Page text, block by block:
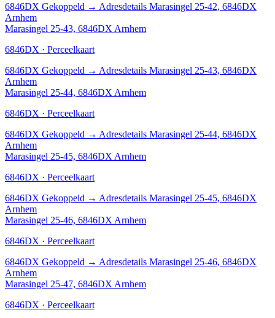
6846DX Gekoppeld → Adresdetails Marasingel 25-42, 6846DX
Arnhem
Marasingel 25-43, 6846DX Arnhem
6846DX · Perceelkaart
6846DX Gekoppeld → Adresdetails Marasingel 25-43, 6846DX
Arnhem
Marasingel 25-44, 6846DX Arnhem
6846DX · Perceelkaart
6846DX Gekoppeld → Adresdetails Marasingel 25-44, 6846DX
Arnhem
Marasingel 25-45, 6846DX Arnhem
6846DX · Perceelkaart
6846DX Gekoppeld → Adresdetails Marasingel 25-45, 6846DX
Arnhem
Marasingel 25-46, 6846DX Arnhem
6846DX · Perceelkaart
6846DX Gekoppeld → Adresdetails Marasingel 25-46, 6846DX
Arnhem
Marasingel 25-47, 6846DX Arnhem
6846DX · Perceelkaart